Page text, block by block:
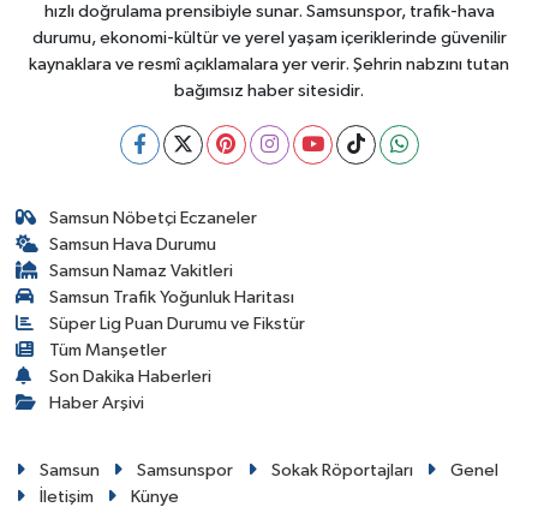
hızlı doğrulama prensibiyle sunar. Samsunspor, trafik-hava
durumu, ekonomi-kültür ve yerel yaşam içeriklerinde güvenilir
kaynaklara ve resmî açıklamalara yer verir. Şehrin nabzını tutan
bağımsız haber sitesidir.
Samsun Nöbetçi Eczaneler
Samsun Hava Durumu
Samsun Namaz Vakitleri
Samsun Trafik Yoğunluk Haritası
Süper Lig Puan Durumu ve Fikstür
Tüm Manşetler
Son Dakika Haberleri
Haber Arşivi
Samsun Samsunspor Sokak Röportajları
Genel
İletişim
Künye